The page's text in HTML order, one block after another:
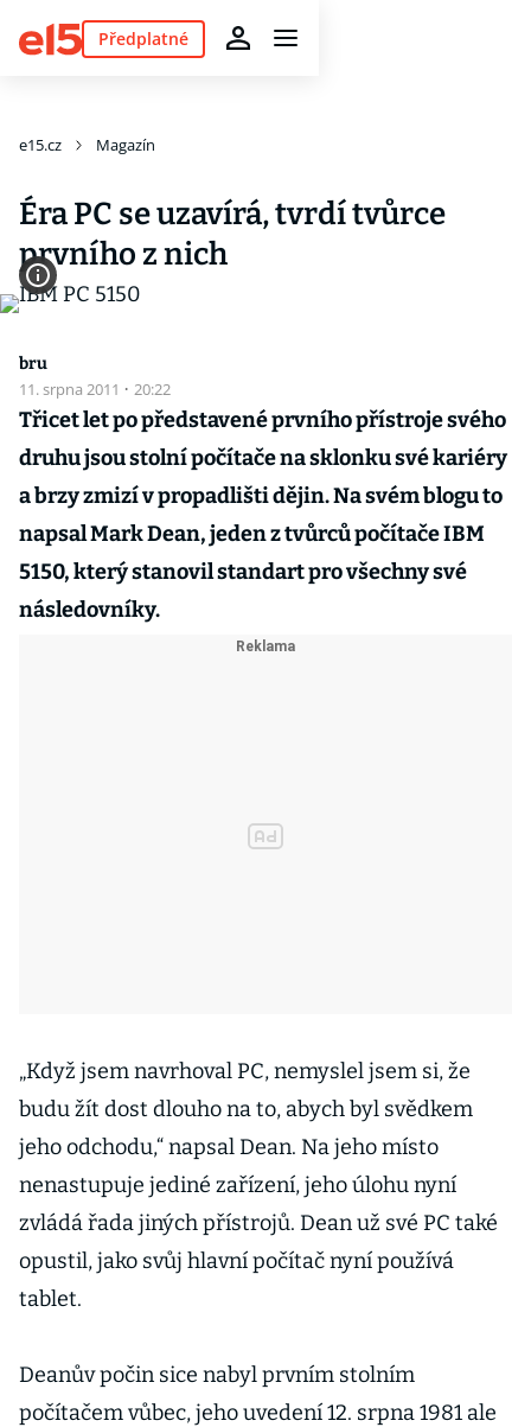
Předplatné
e15.cz Magazín
Éra PC se uzavírá, tvrdí tvůrce
prvního z nich
bru
11. srpna 2011 · 20:22
Třicet let po představené prvního přístroje svého
druhu jsou stolní počítače na sklonku své kariéry
a brzy zmizí v propadlišti dějin. Na svém blogu to
napsal Mark Dean, jeden z tvůrců počítače IBM
5150, který stanovil standart pro všechny své
následovníky.
„Když jsem navrhoval PC, nemyslel jsem si, že
budu žít dost dlouho na to, abych byl svědkem
jeho odchodu,“ napsal Dean. Na jeho místo
nenastupuje jediné zařízení, jeho úlohu nyní
zvládá řada jiných přístrojů. Dean už své PC také
opustil, jako svůj hlavní počítač nyní používá
tablet.
Deanův počin sice nabyl prvním stolním
počítačem vůbec, jeho uvedení 12. srpna 1981 ale